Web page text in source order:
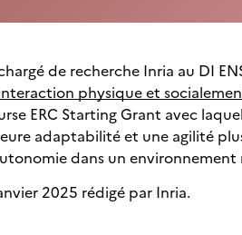
de recherche Inria au DI
physique et
ERC Starting Grant avec
adaptabilité et une agilité
dans un environnement
2025 rédigé par Inria.